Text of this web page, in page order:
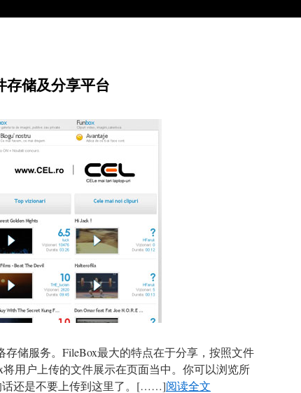
储及分享平台
存储服务。FileBox最大的特点在于分享，按照文件
用户上传的文件展示在页面当中。你可以浏览所
还是不要上传到这里了。 [……]阅读全文